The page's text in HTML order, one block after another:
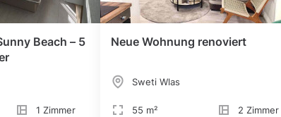
Beach – 5
1 Zimmer
Neue Wohnung renoviert
Sweti Wlas
55 m² 2 Zimmer